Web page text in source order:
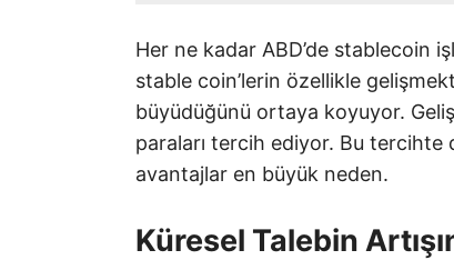
Her ne kadar ABD’de stablecoin
stable coin’lerin özellikle
büyüdüğünü ortaya koyuyor.
paraları tercih ediyor. Bu
avantajlar en büyük neden.
Küresel Talebin